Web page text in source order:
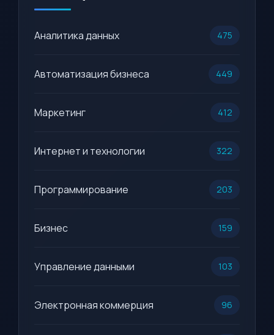
Аналитика данных 475
Автоматизация бизнеса 449
Маркетинг 412
Интернет и технологии 322
Программирование 203
Бизнес 159
Управление данными 103
Электронная коммерция 96